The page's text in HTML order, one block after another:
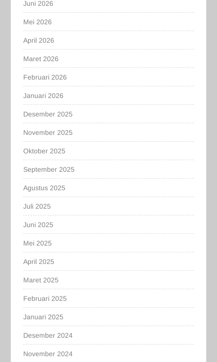
Juni 2026
Mei 2026
April 2026
Maret 2026
Februari 2026
Januari 2026
Desember 2025
November 2025
Oktober 2025
September 2025
Agustus 2025
Juli 2025
Juni 2025
Mei 2025
April 2025
Maret 2025
Februari 2025
Januari 2025
Desember 2024
November 2024